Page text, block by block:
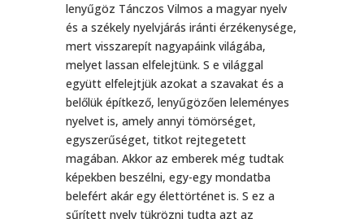
lenyűgöz Tánczos Vilmos a magyar nyelv
és a székely nyelvjárás iránti érzékenysége,
mert visszarepít nagyapáink világába,
melyet lassan elfelejtünk. S e világgal
együtt elfelejtjük azokat a szavakat és a
belőlük építkező, lenyűgözően leleményes
nyelvet is, amely annyi tömörséget,
egyszerűséget, titkot rejtegetett
magában. Akkor az emberek még tudtak
képekben beszélni, egy-egy mondatba
belefért akár egy élettörténet is. S ez a
sűrített nyelv tükrözni tudta azt az